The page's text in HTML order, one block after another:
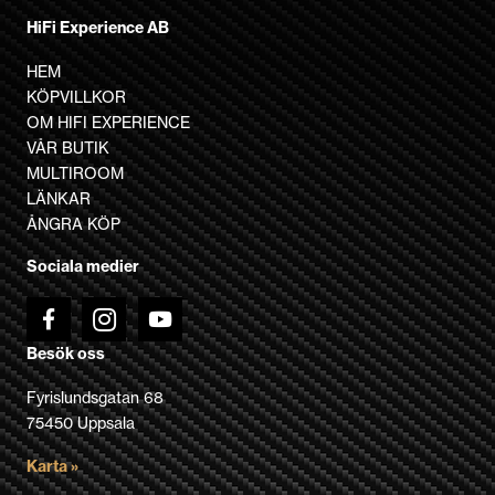
kan
väljas
på
produktsidan
HiFi Experience AB
HEM
KÖPVILLKOR
OM HIFI EXPERIENCE
VÅR BUTIK
MULTIROOM
LÄNKAR
ÅNGRA KÖP
Sociala medier
Besök oss
Fyrislundsgatan 68
75450 Uppsala
Karta »